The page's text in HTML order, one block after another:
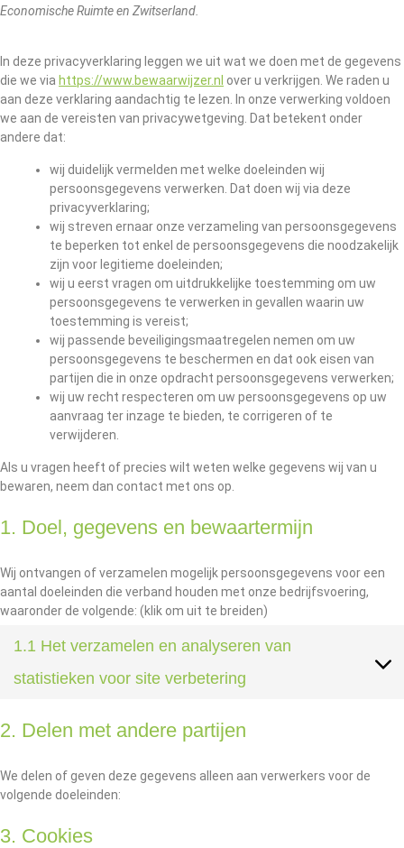
Economische Ruimte en Zwitserland.
In deze privacyverklaring leggen we uit wat we doen met de gegevens
die we via https://www.bewaarwijzer.nl over u verkrijgen. We raden u
aan deze verklaring aandachtig te lezen. In onze verwerking voldoen
we aan de vereisten van privacywetgeving. Dat betekent onder
andere dat:
wij duidelijk vermelden met welke doeleinden wij
persoonsgegevens verwerken. Dat doen wij via deze
privacyverklaring;
wij streven ernaar onze verzameling van persoonsgegevens
te beperken tot enkel de persoonsgegevens die noodzakelijk
zijn voor legitieme doeleinden;
wij u eerst vragen om uitdrukkelijke toestemming om uw
persoonsgegevens te verwerken in gevallen waarin uw
toestemming is vereist;
wij passende beveiligingsmaatregelen nemen om uw
persoonsgegevens te beschermen en dat ook eisen van
partijen die in onze opdracht persoonsgegevens verwerken;
wij uw recht respecteren om uw persoonsgegevens op uw
aanvraag ter inzage te bieden, te corrigeren of te
verwijderen.
Als u vragen heeft of precies wilt weten welke gegevens wij van u
bewaren, neem dan contact met ons op.
1. Doel, gegevens en bewaartermijn
Wij ontvangen of verzamelen mogelijk persoonsgegevens voor een
aantal doeleinden die verband houden met onze bedrijfsvoering,
waaronder de volgende: (klik om uit te breiden)
1.1 Het verzamelen en analyseren van
statistieken voor site verbetering
2. Delen met andere partijen
We delen of geven deze gegevens alleen aan verwerkers voor de
volgende doeleinden:
3. Cookies